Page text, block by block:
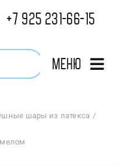
+7 925 231-66-15
Меню
шары из латекса
мелом